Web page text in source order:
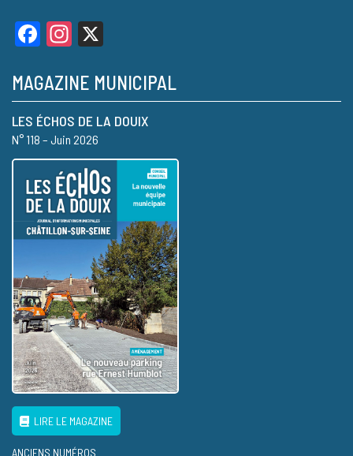
FacebookInstagram
MAGAZINE MUNICIPAL
LES ÉCHOS DE LA DOUIX
N° 118 – Juin 2026
LIRE LE MAGAZINE
ANCIENS NUMÉROS